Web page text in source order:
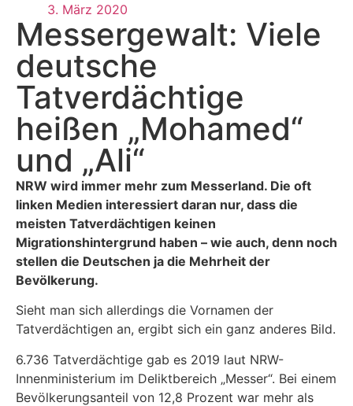
3. März 2020
Messergewalt: Viele
deutsche
Tatverdächtige
heißen „Mohamed“
und „Ali“
NRW wird immer mehr zum Messerland. Die oft
linken Medien interessiert daran nur, dass die
meisten Tatverdächtigen keinen
Migrationshintergrund haben – wie auch, denn noch
stellen die Deutschen ja die Mehrheit der
Bevölkerung.
Sieht man sich allerdings die Vornamen der
Tatverdächtigen an, ergibt sich ein ganz anderes Bild.
6.736 Tatverdächtige gab es 2019 laut NRW-
Innenministerium im Deliktbereich „Messer“. Bei einem
Bevölkerungsanteil von 12,8 Prozent war mehr als